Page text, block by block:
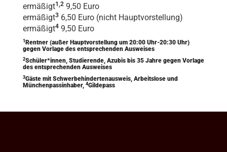
ermäßigt1,2 9,50 Euro
ermäßigt3 6,50 Euro (nicht Hauptvorstellung)
ermäßigt4 9,50 Euro
1 Rentner (außer Hauptvorstellung um 20:00 Uhr-20:30 Uhr)
gegen Vorlage des entsprechenden Ausweises
2Schüler*innen, Studierende, Azubis bis 35 Jahre gegen Vorlage
des entsprechenden Ausweises
3Gäste mit Schwerbehindertenausweis, Arbeitslose und
Münchenpassinhaber, 4Gildepass